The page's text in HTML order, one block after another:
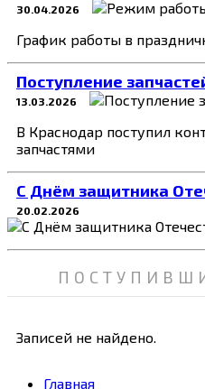
30.04.2026
График работы в
Поступление
13.03.2026
В Краснодар поступил
запчастями
C Днём защитника
20.02.2026
Записей не найдено.
Главная